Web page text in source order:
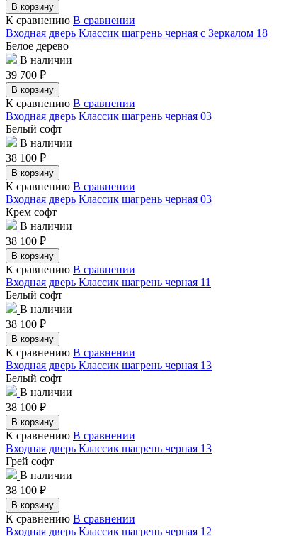
В корзину
К сравнению В сравнении
Входная дверь Классик шагрень черная с Зеркалом 18
Белое дерево
В наличии
39 700 ₽
В корзину
К сравнению В сравнении
Входная дверь Классик шагрень черная 03
Белый софт
В наличии
38 100 ₽
В корзину
К сравнению В сравнении
Входная дверь Классик шагрень черная 03
Крем софт
В наличии
38 100 ₽
В корзину
К сравнению В сравнении
Входная дверь Классик шагрень черная 11
Белый софт
В наличии
38 100 ₽
В корзину
К сравнению В сравнении
Входная дверь Классик шагрень черная 13
Белый софт
В наличии
38 100 ₽
В корзину
К сравнению В сравнении
Входная дверь Классик шагрень черная 13
Грей софт
В наличии
38 100 ₽
В корзину
К сравнению В сравнении
Входная дверь Классик шагрень черная 12